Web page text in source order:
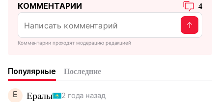
КОММЕНТАРИИ 4
Комментарии проходят модерацию редакцией
Популярные Последние
Е Ералы 2 года назад